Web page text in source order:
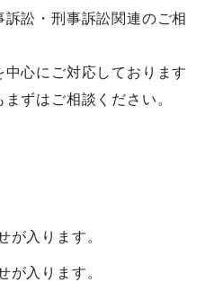
訟・刑事訴訟関連のご相
心にご対応しております
ずはご相談ください。
が入ります。
が入ります。